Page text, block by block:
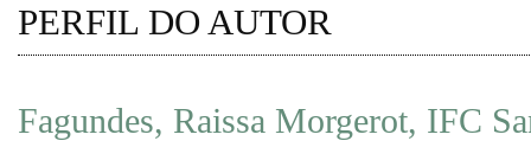
PERFIL DO AUTOR
Fagundes, Raissa Morgerot, IFC